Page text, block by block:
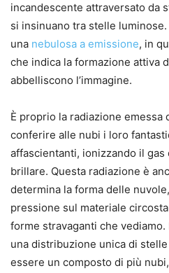
incandescente attraversato da
si insinuano tra stelle luminose.
una nebulosa a emissione, in
che indica la formazione attiva
abbelliscono l’immagine.
È proprio la radiazione emessa
conferire alle nubi i loro
affascientanti, ionizzando il
brillare. Questa radiazione è
determina la forma delle
pressione sul materiale
forme stravaganti che vediamo.
una distribuzione unica di
essere un composto di più